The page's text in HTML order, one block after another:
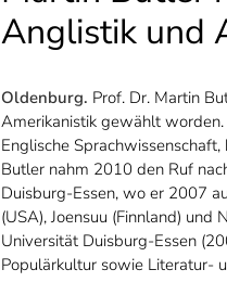
Anglistik und
Oldenburg. Prof. Dr. Martin
Amerikanistik gewählt
Englische
Butler nahm 2010 den Ruf
Duisburg-Essen, wo er 2007
(USA), Joensuu (Finnland)
Universität Duisburg-Essen
Populärkultur sowie Literatur-